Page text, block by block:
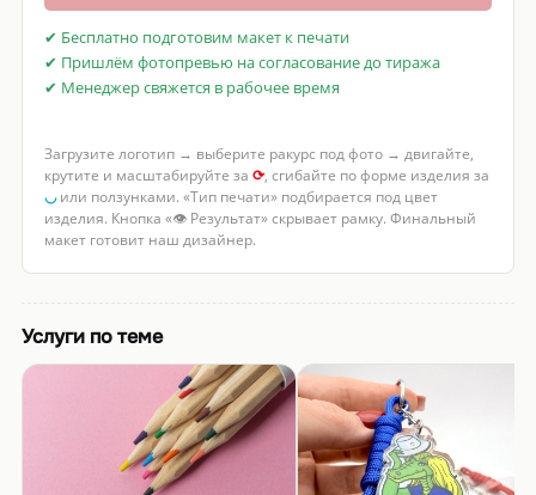
✔ Бесплатно подготовим макет к печати
✔ Пришлём фотопревью на согласование до тиража
✔ Менеджер свяжется в рабочее время
Загрузите логотип → выберите ракурс под фото → двигайте,
крутите и масштабируйте за ⟳, сгибайте по форме изделия за
◡или ползунками. «Тип печати» подбирается под цвет
изделия. Кнопка «👁 Результат» скрывает рамку. Финальный
макет готовит наш дизайнер.
Услуги по теме